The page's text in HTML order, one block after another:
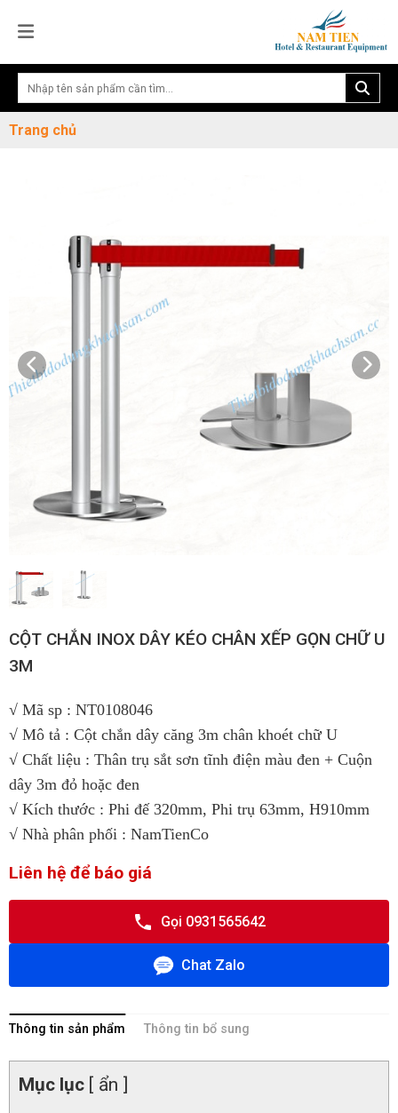
Trang chủ
CỘT CHẮN INOX DÂY KÉO CHÂN XẾP GỌN CHỮ U
3M
√ Mã sp : NT0108046
√ Mô tả : Cột chắn dây căng 3m chân khoét chữ U
√ Chất liệu : Thân trụ sắt sơn tĩnh điện màu đen + Cuộn
dây 3m đỏ hoặc đen
√ Kích thước : Phi đế 320mm, Phi trụ 63mm, H910mm
√ Nhà phân phối : NamTienCo
Liên hệ để báo giá
Gọi 0931565642
Chat Zalo
Thông tin sản phẩm Thông tin bổ sung
Mục lục [ ẩn ]